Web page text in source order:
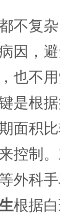
不复
因，
也不
是根
面积
控制
外科
根据